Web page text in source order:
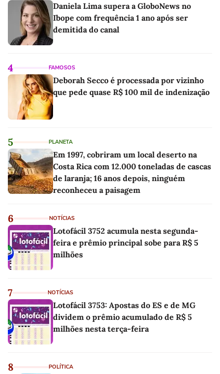
Daniela Lima supera a GloboNews no
Ibope com frequência 1 ano após ser
demitida do canal
4 FAMOSOS
Deborah Secco é processada por vizinho
que pede quase R$ 100 mil de indenização
5 PLANETA
Em 1997, cobriram um local deserto na
Costa Rica com 12.000 toneladas de cascas
de laranja; 16 anos depois, ninguém
reconheceu a paisagem
6 NOTÍCIAS
Lotofácil 3752 acumula nesta segunda-
feira e prêmio principal sobe para R$ 5
milhões
7 NOTÍCIAS
Lotofácil 3753: Apostas do ES e de MG
dividem o prêmio acumulado de R$ 5
milhões nesta terça-feira
8 POLÍTICA